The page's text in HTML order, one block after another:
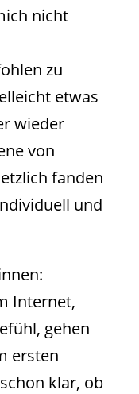
nicht
zu
etwas
wieder
von
fanden
und
Internet,
gehen
ersten
klar, ob